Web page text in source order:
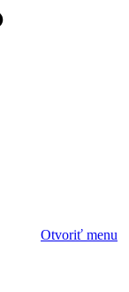
Otvoriť menu